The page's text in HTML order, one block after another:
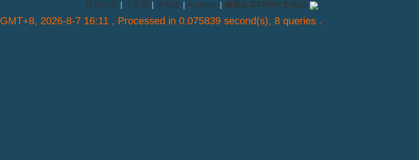
联系站长 小黑屋 手机版 Archiver 模拟火车TRS中文论坛
GMT+8, 2026-8-7 16:11 , Processed in 0.075839 second(s), 8 queries .